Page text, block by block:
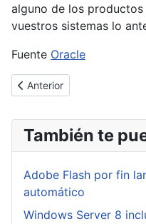
alguno de los
vuestros sistemas lo
Fuente Oracle
Artículo anterior: El
Anterior
También te
Adobe Flash por fin
automático
Windows Server 8